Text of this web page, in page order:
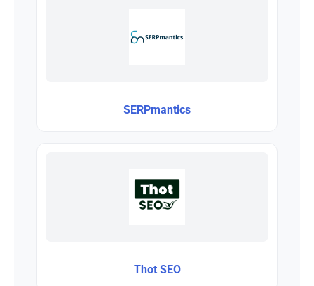
SERPmantics
Thot SEO